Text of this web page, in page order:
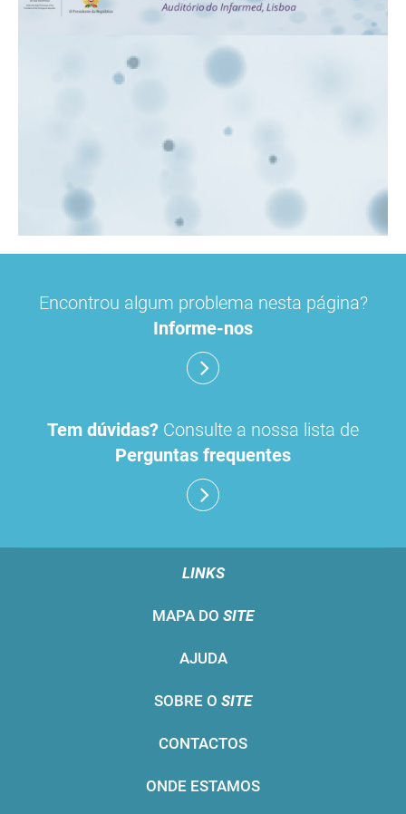
Encontrou algum problema nesta página?
Informe-nos
Tem dúvidas? Consulte a nossa lista de
Perguntas frequentes
LINKS
MAPA DO SITE
AJUDA
SOBRE O SITE
CONTACTOS
ONDE ESTAMOS